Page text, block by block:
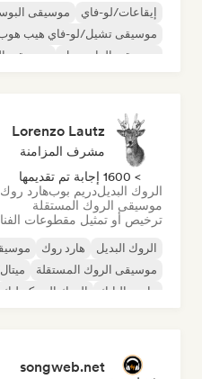
إيقاعات/لو-فاي
موسيقى
موسيقى تشيل/لو-فاي هيب
موسيقى الدانسهول
موسيقى
Lorenzo Lautz
مشرف المزامنة
> 1600 إجابة تم تقديمها
الروك البديلدريم بوبهارد روك
موسيقى الروك المستقلة
ترخيص أو تمثيل مقطوعات
الروك البديل هارد روك
موسيقى الروك المستقلة
ما بعد البانك
الروك السيكديليك
songweb.net